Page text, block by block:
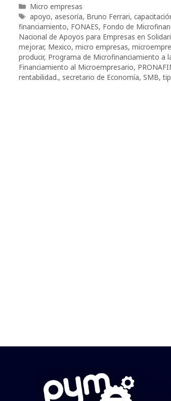
Categorías
Micro empresas
Etiquetas
apoyo, asesoría, Bruno Ferrari,
financiamiento, FONAES, Fondo de
Nacional de Apoyos para Empresas en
mejorar, Mexico, micro empresas,
producir, Programa de Microfinanciamiento a
Financiamiento al Microempresario,
rentabilidad., secretario de Economía, SMB,